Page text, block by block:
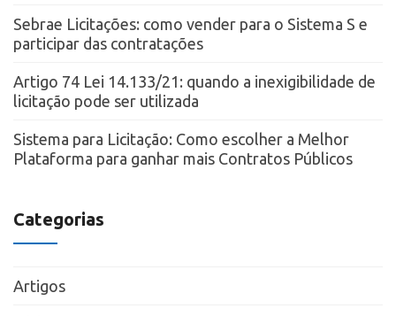
Sebrae Licitações: como vender para o Sistema S e
participar das contratações
Artigo 74 Lei 14.133/21: quando a inexigibilidade de
licitação pode ser utilizada
Sistema para Licitação: Como escolher a Melhor
Plataforma para ganhar mais Contratos Públicos
Categorias
Artigos